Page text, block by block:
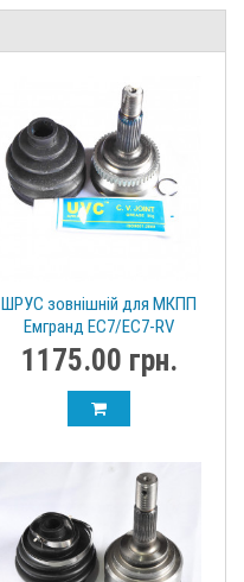
ШРУС зовнішній для МКПП
Емгранд EC7/EC7-RV
1064001829 (Zn=26/Zv=23)
1175.00 грн.